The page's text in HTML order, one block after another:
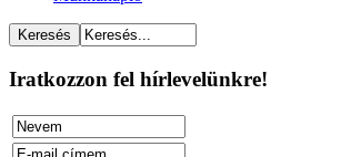
Iratkozzon fel hírlevelünkre!